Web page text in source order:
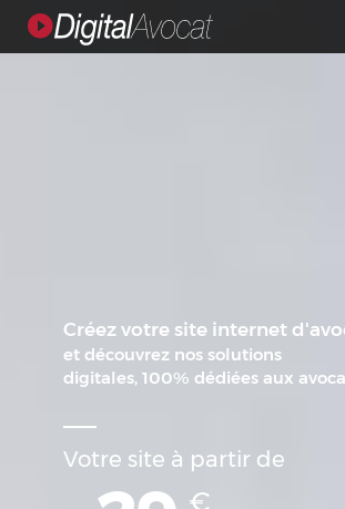
Créez votre site internet
et découvrez nos solutions
digitales, 100% dédiées aux
Votre site à partir de
€